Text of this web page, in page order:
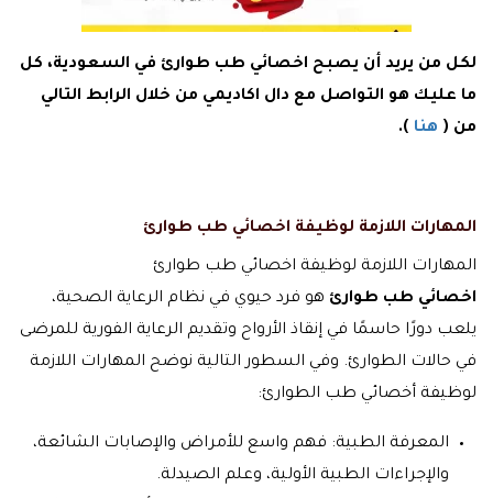
لكل من يريد أن يصبح اخصائي طب طوارئ في السعودية، كل
ما عليك هو التواصل مع دال اكاديمي من خلال الرابط التالي
من ( هنا ).
المهارات اللازمة لوظيفة اخصائي طب طوارئ
المهارات اللازمة لوظيفة اخصائي طب طوارئ
اخصائي طب طوارئ هو فرد حيوي في نظام الرعاية الصحية،
يلعب دورًا حاسمًا في إنقاذ الأرواح وتقديم الرعاية الفورية للمرضى
في حالات الطوارئ. وفي السطور التالية نوضح المهارات اللازمة
لوظيفة أخصائي طب الطوارئ:
المعرفة الطبية: فهم واسع للأمراض والإصابات الشائعة،
والإجراءات الطبية الأولية، وعلم الصيدلة.